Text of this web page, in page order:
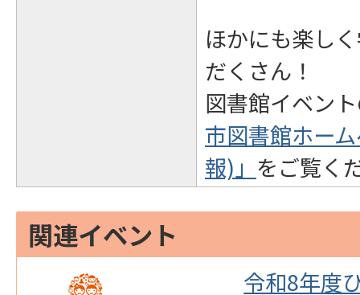
ほかにも楽し
だくさん！
図書館イベン
市図書館ホー
報)」 をご覧く
関連イベント
令和8年度